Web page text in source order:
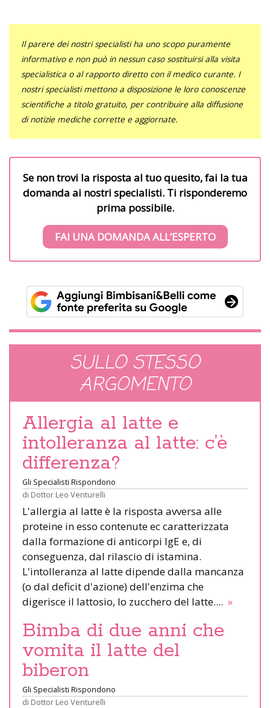
Il parere dei nostri specialisti ha uno scopo puramente
informativo e non può in nessun caso sostituirsi alla visita
specialistica o al rapporto diretto con il medico curante. I
nostri specialisti mettono a disposizione le loro conoscenze
scientifiche a titolo gratuito, per contribuire alla diffusione
di notizie mediche corrette e aggiornate.
Se non trovi la risposta al tuo quesito, fai la tua
domanda ai nostri specialisti. Ti risponderemo
prima possibile.
FAI UNA DOMANDA ALL’ESPERTO
SULLO STESSO
ARGOMENTO
Allergia al latte e
intolleranza al latte: c’è
differenza?
Gli Specialisti Rispondono
di Dottor Leo Venturelli
L'allergia al latte è la risposta avversa alle
proteine in esso contenute ec caratterizzata
dalla formazione di anticorpi IgE e, di
conseguenza, dal rilascio di istamina.
L'intolleranza al latte dipende dalla mancanza
(o dal deficit d'azione) dell'enzima che
digerisce il lattosio, lo zucchero del latte.... »
Bimba di due anni che
vomita il latte del
biberon
Gli Specialisti Rispondono
di Dottor Leo Venturelli